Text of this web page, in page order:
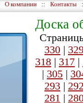
О компании :: Контакты
Доска
330 |
318 | 317 |
| 305 |
293 |
281 |